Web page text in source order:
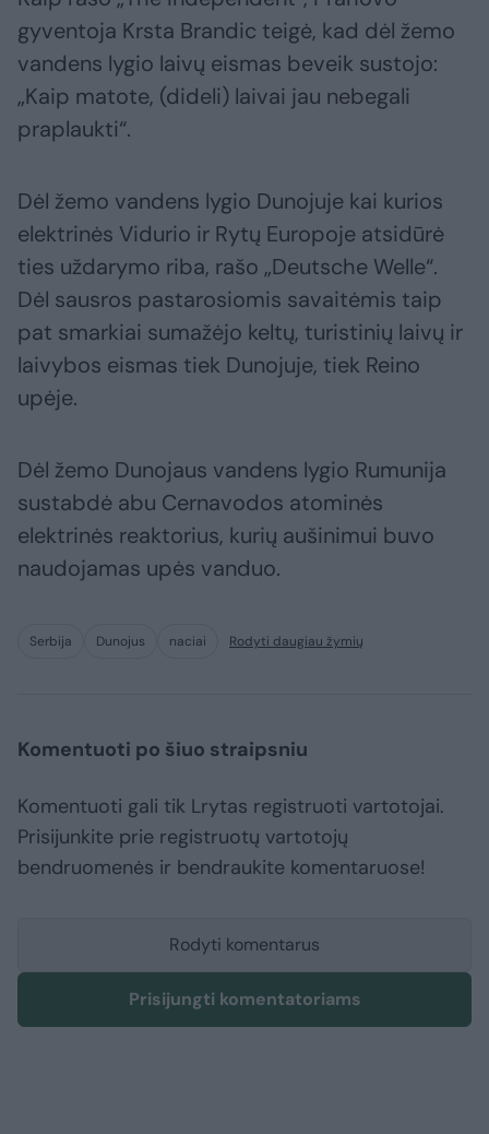
gyventoja Krsta Brandic teigė, kad dėl žemo
vandens lygio laivų eismas beveik sustojo:
„Kaip matote, (dideli) laivai jau nebegali
praplaukti“.
Dėl žemo vandens lygio Dunojuje kai kurios
elektrinės Vidurio ir Rytų Europoje atsidūrė
ties uždarymo riba, rašo „Deutsche Welle“.
Dėl sausros pastarosiomis savaitėmis taip
pat smarkiai sumažėjo keltų, turistinių laivų ir
laivybos eismas tiek Dunojuje, tiek Reino
upėje.
Dėl žemo Dunojaus vandens lygio Rumunija
sustabdė abu Cernavodos atominės
elektrinės reaktorius, kurių aušinimui buvo
naudojamas upės vanduo.
Serbija Dunojus naciai Rodyti daugiau žymių
Komentuoti po šiuo straipsniu
Komentuoti gali tik Lrytas registruoti vartotojai.
Prisijunkite prie registruotų vartotojų
bendruomenės ir bendraukite komentaruose!
Rodyti komentarus
Prisijungti komentatoriams